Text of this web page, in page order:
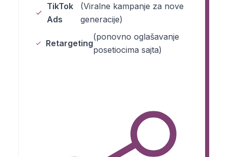
TikTok
Ads
(Viralne kampanje za nove
generacije)
Retargeting
(ponovno oglašavanje
posetiocima sajta)